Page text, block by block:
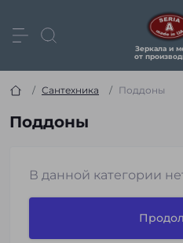
Зеркала и
от
Сантехника Поддоны
Поддоны
В данной категории